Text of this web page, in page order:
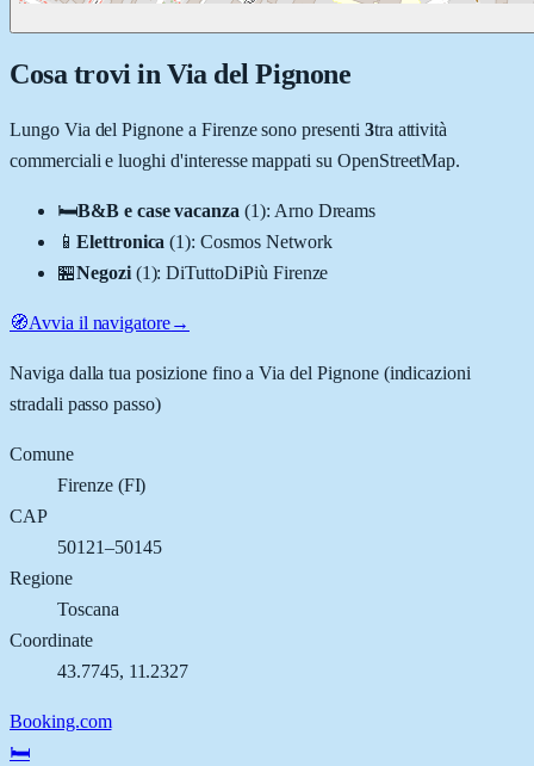
Cosa trovi in Via del Pignone
Lungo Via del Pignone a Firenzesono presenti 3tra attività
commerciali e luoghi d'interesse mappati su OpenStreetMap.
🛏️B&B e case vacanza (1): Arno Dreams
📱 Elettronica (1):Cosmos Network
🏪Negozi (1):DiTuttoDiPiù Firenze
🧭Avvia il navigatore→
Naviga dalla tua posizione fino aVia del Pignone(indicazioni
stradali passo passo)
Comune
Firenze(FI)
CAP
50121–50145
Regione
Toscana
Coordinate
43.7745, 11.2327
Booking.com
🛏️